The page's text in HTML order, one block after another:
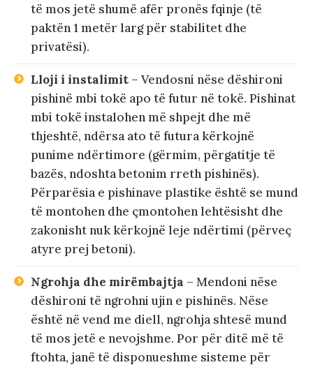
të mos jetë shumë afër pronës fqinje (të
paktën 1 metër larg për stabilitet dhe
privatësi).
Lloji i instalimit – Vendosni nëse dëshironi
pishinë mbi tokë apo të futur në tokë. Pishinat
mbi tokë instalohen më shpejt dhe më
thjeshtë, ndërsa ato të futura kërkojnë
punime ndërtimore (gërmim, përgatitje të
bazës, ndoshta betonim rreth pishinës).
Përparësia e pishinave plastike është se mund
të montohen dhe çmontohen lehtësisht dhe
zakonisht nuk kërkojnë leje ndërtimi (përveç
atyre prej betoni).
Ngrohja dhe mirëmbajtja – Mendoni nëse
dëshironi të ngrohni ujin e pishinës. Nëse
është në vend me diell, ngrohja shtesë mund
të mos jetë e nevojshme. Por për ditë më të
ftohta, janë të disponueshme sisteme për